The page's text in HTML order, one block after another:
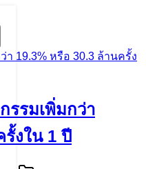
19.3% หรือ 30.3 ล้านครั้ง
รรมเพิ่มกว่า
งใน 1 ปี